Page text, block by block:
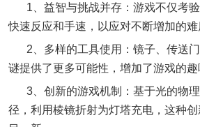
1、益智与挑战并存：游戏不仅考
快速反应和手速，以应对不断增加的难
2、多样的工具使用：镜子、传送
谜提供了更多可能性，增加了游戏的趣
3、创新的游戏机制：基于光的物
径，利用棱镜折射为灯塔充电，这种